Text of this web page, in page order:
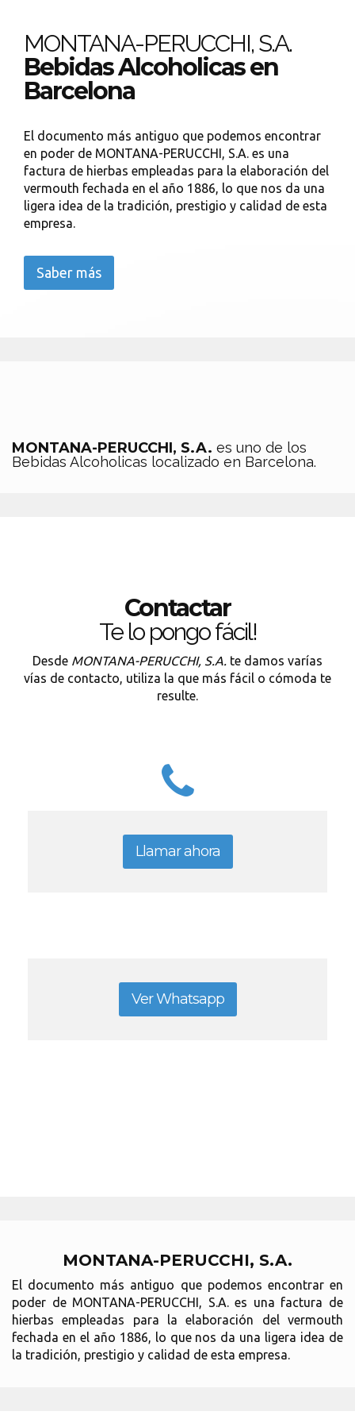
MONTANA-PERUCCHI, S.A.
Bebidas Alcoholicas en
Barcelona
El documento más antiguo que podemos encontrar
en poder de MONTANA-PERUCCHI, S.A. es una
factura de hierbas empleadas para la elaboración del
vermouth fechada en el año 1886, lo que nos da una
ligera idea de la tradición, prestigio y calidad de esta
empresa.
Saber más
MONTANA-PERUCCHI, S.A. es uno de los
Bebidas Alcoholicas localizado en Barcelona.
Contactar
Te lo pongo fácil!
Desde MONTANA-PERUCCHI, S.A. te damos varías
vías de contacto, utiliza la que más fácil o cómoda te
resulte.
Llamar ahora
Ver Whatsapp
MONTANA-PERUCCHI, S.A.
El documento más antiguo que podemos encontrar en
poder de MONTANA-PERUCCHI, S.A. es una factura de
hierbas empleadas para la elaboración del vermouth
fechada en el año 1886, lo que nos da una ligera idea de
la tradición, prestigio y calidad de esta empresa.